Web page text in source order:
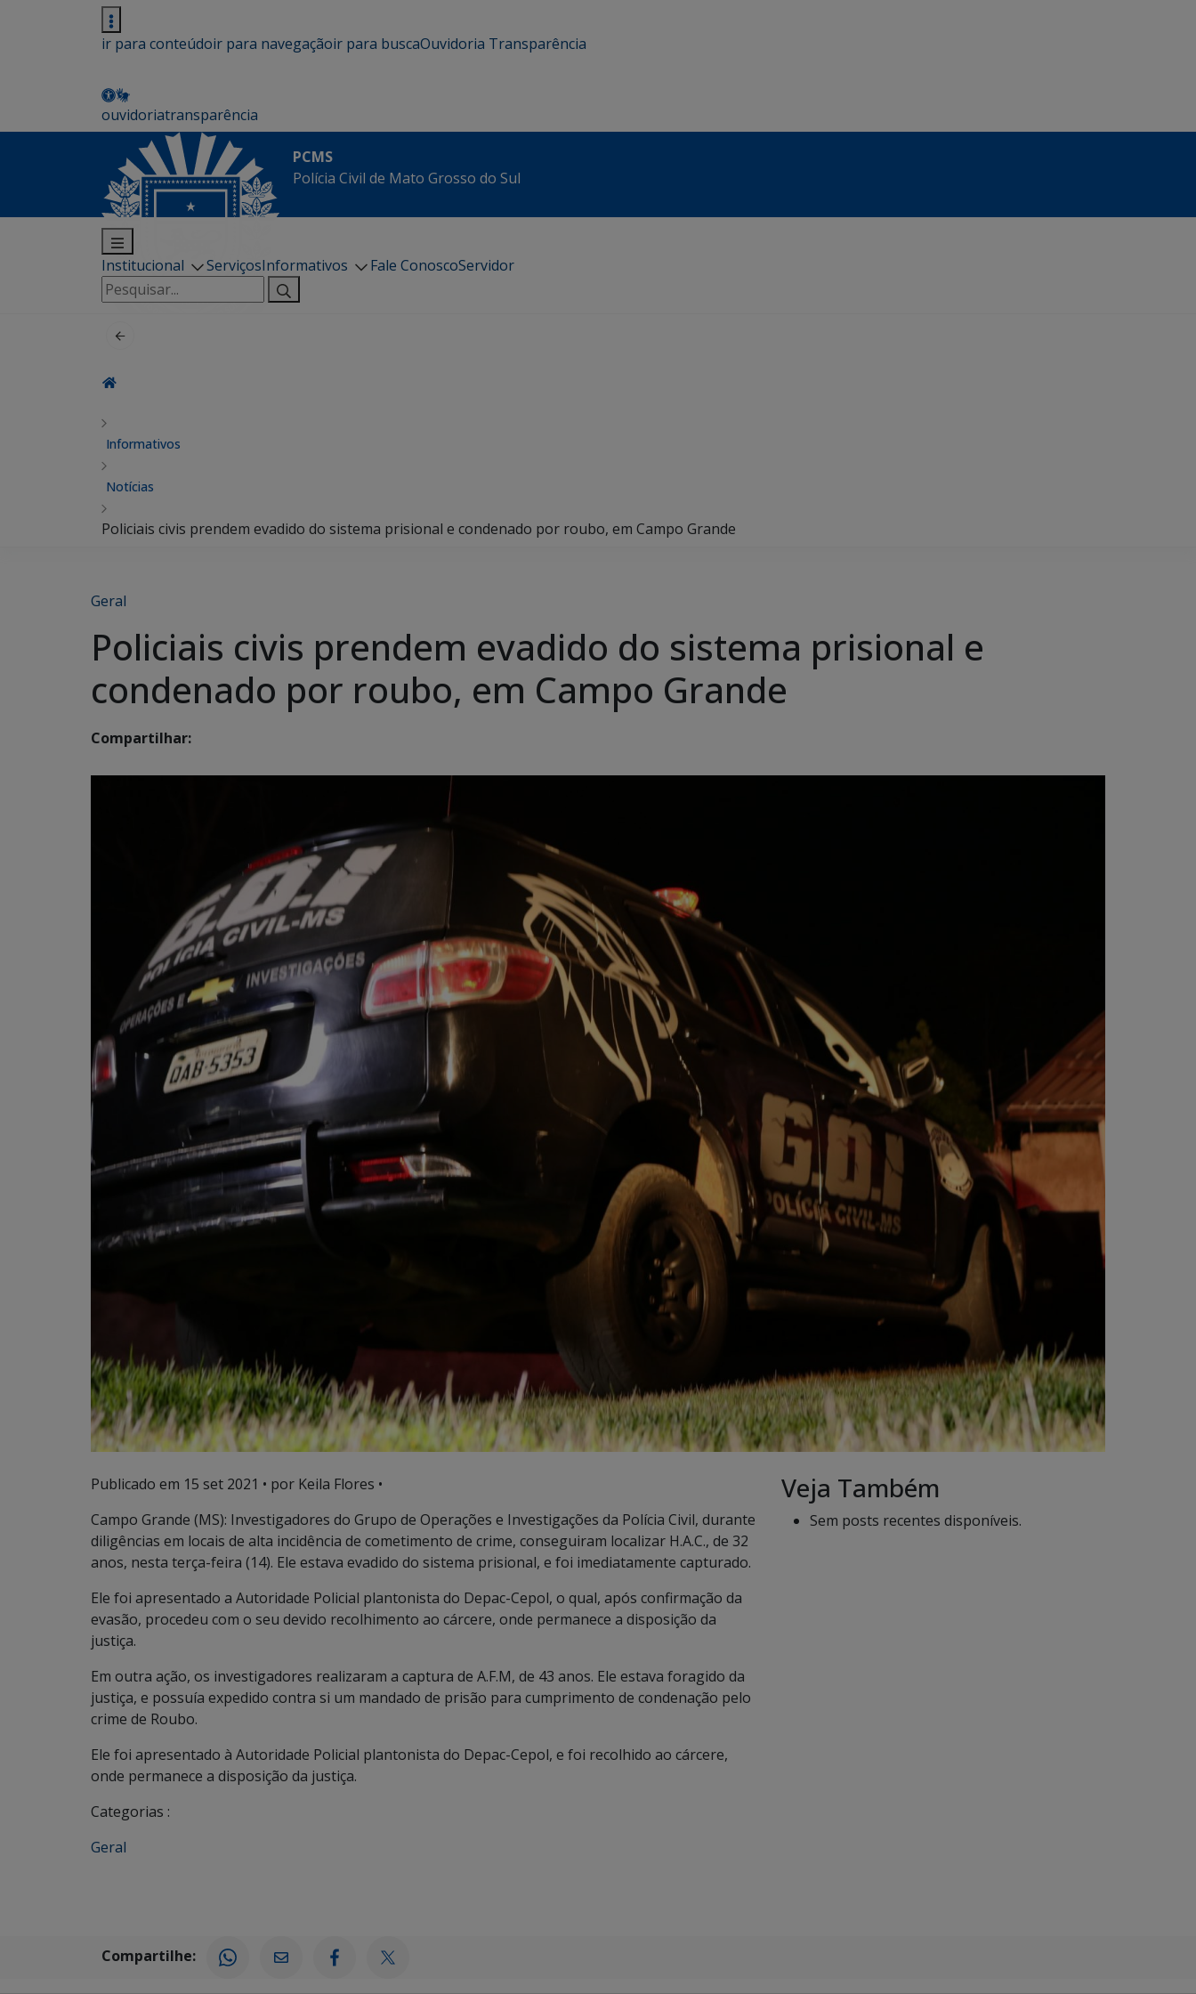
ir para conteúdoir para navegaçãoir para buscaOuvidoria Transparência
ouvidoriatransparência
PCMS
Polícia Civil de Mato Grosso do Sul
Institucional ServiçosInformativos Fale ConoscoServidor
Pesquisar
por:
Informativos
Notícias
Policiais civis prendem evadido do sistema prisional e condenado por roubo, em Campo Grande
Geral
Policiais civis prendem evadido do sistema prisional e
condenado por roubo, em Campo Grande
Compartilhar:
Publicado em 15 set 2021 • por Keila Flores •
Campo Grande (MS): Investigadores do Grupo de Operações e Investigações da Polícia Civil, durante
diligências em locais de alta incidência de cometimento de crime, conseguiram localizar H.A.C., de 32
anos, nesta terça-feira (14). Ele estava evadido do sistema prisional, e foi imediatamente capturado.
Ele foi apresentado a Autoridade Policial plantonista do Depac-Cepol, o qual, após confirmação da
evasão, procedeu com o seu devido recolhimento ao cárcere, onde permanece a disposição da
justiça.
Em outra ação, os investigadores realizaram a captura de A.F.M, de 43 anos. Ele estava foragido da
justiça, e possuía expedido contra si um mandado de prisão para cumprimento de condenação pelo
crime de Roubo.
Ele foi apresentado à Autoridade Policial plantonista do Depac-Cepol, e foi recolhido ao cárcere,
onde permanece a disposição da justiça.
Categorias :
Geral
Veja Também
Sem posts recentes disponíveis.
Compartilhe: